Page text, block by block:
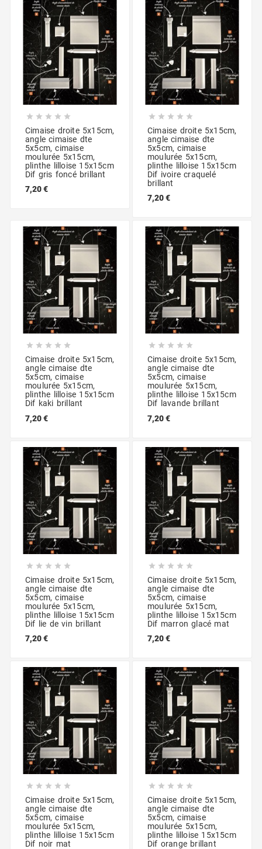
    
Cimaise droite 5x15cm,
angle cimaise dte
5x5cm, cimaise
moulurée 5x15cm,
plinthe lilloise 15x15cm
Dif gris foncé brillant
7,20 €
    
Cimaise droite 5x15cm,
angle cimaise dte
5x5cm, cimaise
moulurée 5x15cm,
plinthe lilloise 15x15cm
Dif ivoire craquelé
brillant
7,20 €
    
Cimaise droite 5x15cm,
angle cimaise dte
5x5cm, cimaise
moulurée 5x15cm,
plinthe lilloise 15x15cm
Dif kaki brillant
7,20 €
    
Cimaise droite 5x15cm,
angle cimaise dte
5x5cm, cimaise
moulurée 5x15cm,
plinthe lilloise 15x15cm
Dif lavande brillant
7,20 €
    
Cimaise droite 5x15cm,
angle cimaise dte
5x5cm, cimaise
moulurée 5x15cm,
plinthe lilloise 15x15cm
Dif lie de vin brillant
7,20 €
    
Cimaise droite 5x15cm,
angle cimaise dte
5x5cm, cimaise
moulurée 5x15cm,
plinthe lilloise 15x15cm
Dif marron glacé mat
7,20 €
    
Cimaise droite 5x15cm,
angle cimaise dte
5x5cm, cimaise
moulurée 5x15cm,
plinthe lilloise 15x15cm
Dif noir mat
    
Cimaise droite 5x15cm,
angle cimaise dte
5x5cm, cimaise
moulurée 5x15cm,
plinthe lilloise 15x15cm
Dif orange brillant